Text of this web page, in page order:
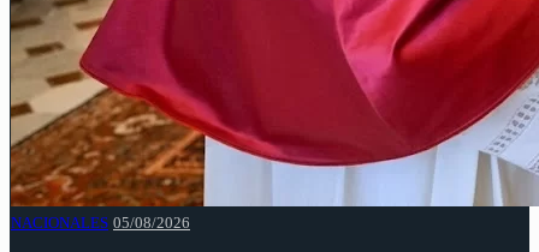
NACIONALES 05/08/2026